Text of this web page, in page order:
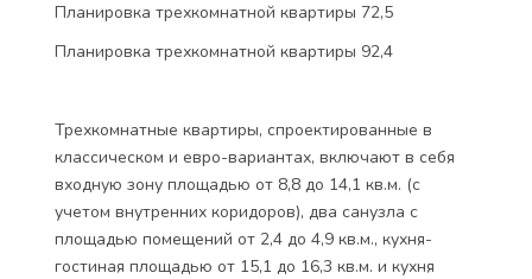
Планировка трехкомнатной квартиры 72,5
Планировка трехкомнатной квартиры 92,4
Трехкомнатные квартиры, спроектированные в
классическом и евро-вариантах, включают в себя
входную зону площадью от 8,8 до 14,1 кв.м. (с
учетом внутренних коридоров), два санузла с
площадью помещений от 2,4 до 4,9 кв.м., кухня-
гостиная площадью от 15,1 до 16,3 кв.м. и кухня